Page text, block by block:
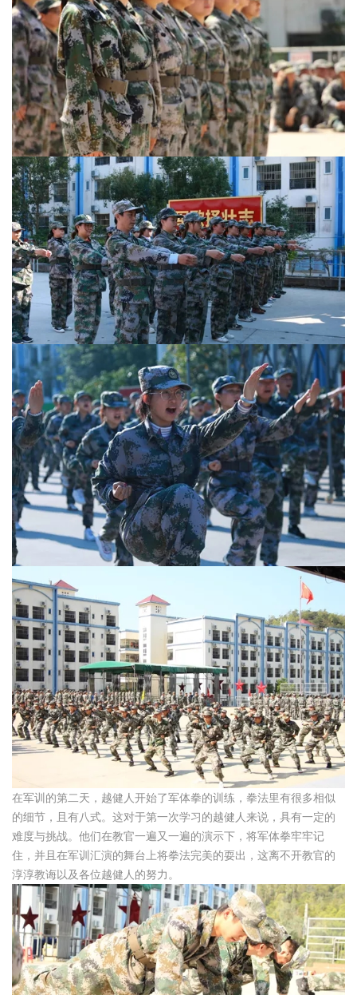
在军训的第二天，越健人开始了军体拳的训练，拳法里有很多相似
的细节，且有八式。这对于第一次学习的越健人来说，具有一定的
难度与挑战。他们在教官一遍又一遍的演示下，将军体拳牢牢记
住，并且在军训汇演的舞台上将拳法完美的耍出，这离不开教官的
淳淳教诲以及各位越健人的努力。